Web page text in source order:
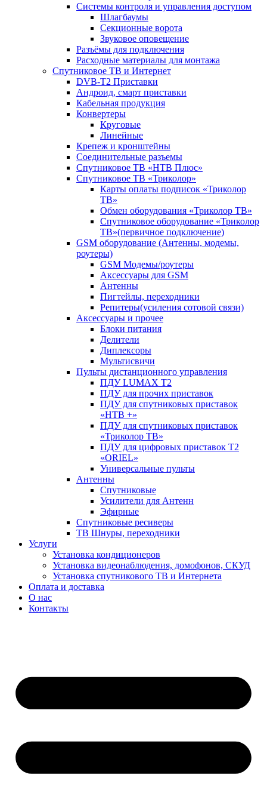
Системы контроля и управления доступом
Шлагбаумы
Секционные ворота
Звуковое оповещение
Разъёмы для подключения
Расходные материалы для монтажа
Спутниковое ТВ и Интернет
DVB-Т2 Приставки
Андроид, смарт приставки
Кабельная продукция
Конвертеры
Круговые
Линейные
Крепеж и кронштейны
Соединительные разъемы
Спутниковое ТВ «НТВ Плюс»
Спутниковое ТВ «Триколор»
Карты оплаты подписок «Триколор
ТВ»
Обмен оборудования «Триколор ТВ»
Спутниковое оборудование «Триколор
ТВ»(первичное подключение)
GSM оборудование (Антенны, модемы,
роутеры)
GSM Модемы/роутеры
Аксессуары для GSM
Антенны
Пигтейлы, переходники
Репитеры(усиления сотовой связи)
Аксессуары и прочее
Блоки питания
Делители
Диплексоры
Мультисвичи
Пульты дистанционного управления
ПДУ LUMAX Т2
ПДУ для прочих приставок
ПДУ для спутниковых приставок
«НТВ +»
ПДУ для спутниковых приставок
«Триколор ТВ»
ПДУ для цифровых приставок Т2
«ORIEL»
Универсальные пульты
Антенны
Спутниковые
Усилители для Антенн
Эфирные
Спутниковые ресиверы
ТВ Шнуры, переходники
Услуги
Установка кондиционеров
Установка видеонаблюдения, домофонов, СКУД
Установка спутникового ТВ и Интернета
Оплата и доставка
О нас
Контакты